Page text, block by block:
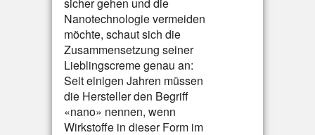
Nanotechnologie vermeiden
möchte, schaut sich die
Zusammensetzung seiner
Lieblingscreme genau an:
Seit einigen Jahren müssen
die Hersteller den Begriff
«nano» nennen, wenn
Wirkstoffe in dieser Form im